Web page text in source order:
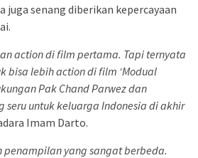
juga senang diberikan kepercayaan
action di film pertama. Tapi ternyata
bisa lebih action di film ‘Modual
Pak Chand Parwez dan
seru untuk keluarga Indonesia di akhir
Imam Darto.
penampilan yang sangat berbeda.